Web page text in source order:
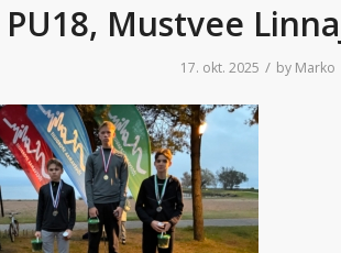
PU18, Mustvee
17. okt. 2025 / by Marko